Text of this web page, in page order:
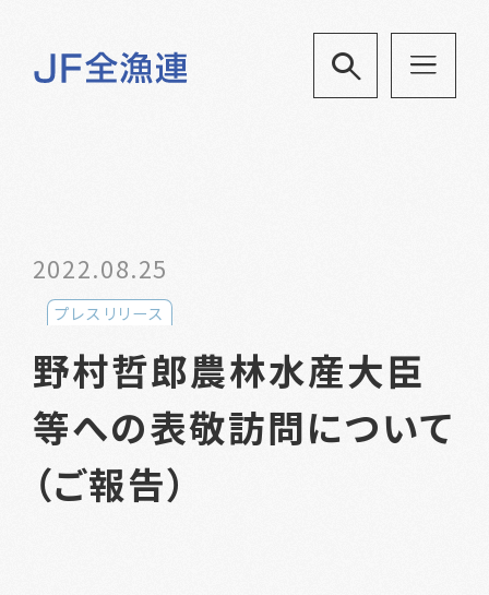
2022.08.25
プレスリリース
野村哲郎農林水産大臣
等への表敬訪問について
（ご報告）